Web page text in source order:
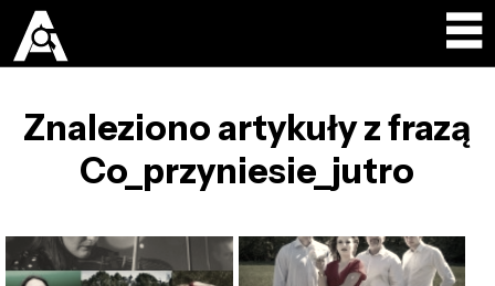
Znaleziono artykuły z frazą
Co_przyniesie_jutro